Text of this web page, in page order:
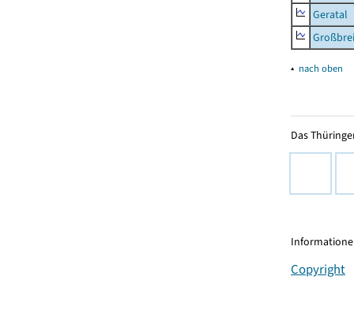
Geratal
▴ nach oben
Das
Copyright